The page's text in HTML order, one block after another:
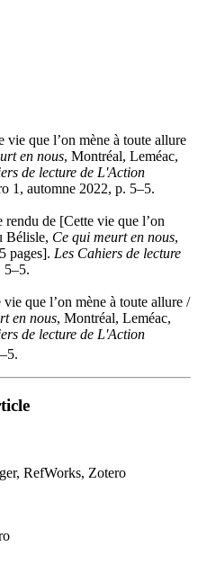
que l’on mène à toute allure
en nous, Montréal, Leméac,
de lecture de L'Action
1, automne 2022, p. 5–5.
de [Cette vie que l’on
Bélisle, Ce qui meurt en nous,
pages]. Les Cahiers de lecture
5–5.
que l’on mène à toute allure /
en nous, Montréal, Leméac,
de lecture de L'Action
RefWorks, Zotero